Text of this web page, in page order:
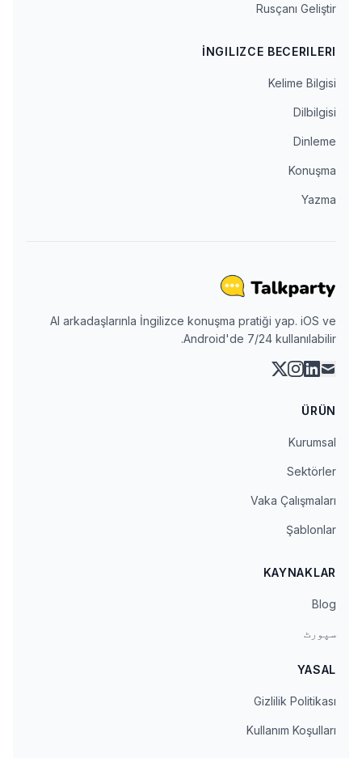
Rusçanı Geliştir
İNGILIZCE BECERILERI
Kelime Bilgisi
Dilbilgisi
Dinleme
Konuşma
Yazma
AI arkadaşlarınla İngilizce konuşma pratiği yap. iOS ve
Android'de 7/24 kullanılabilir.
mail
linkedin
instagram
x
ÜRÜN
Kurumsal
Sektörler
Vaka Çalışmaları
Şablonlar
KAYNAKLAR
Blog
سپورٹ
YASAL
Gizlilik Politikası
Kullanım Koşulları